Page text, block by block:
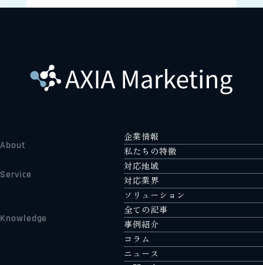
About
企業情報
私たちの特徴
Service
対応地域
対応業界
ソリューション
Knowledge
全ての記事
事例紹介
コラム
ニュース